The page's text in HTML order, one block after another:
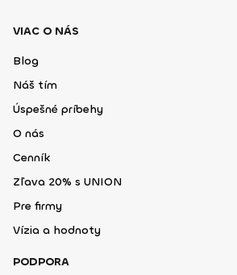
VIAC O NÁS
Blog
Náš tím
Úspešné príbehy
O nás
Cenník
Zľava 20% s UNION
Pre firmy
Vízia a hodnoty
PODPORA